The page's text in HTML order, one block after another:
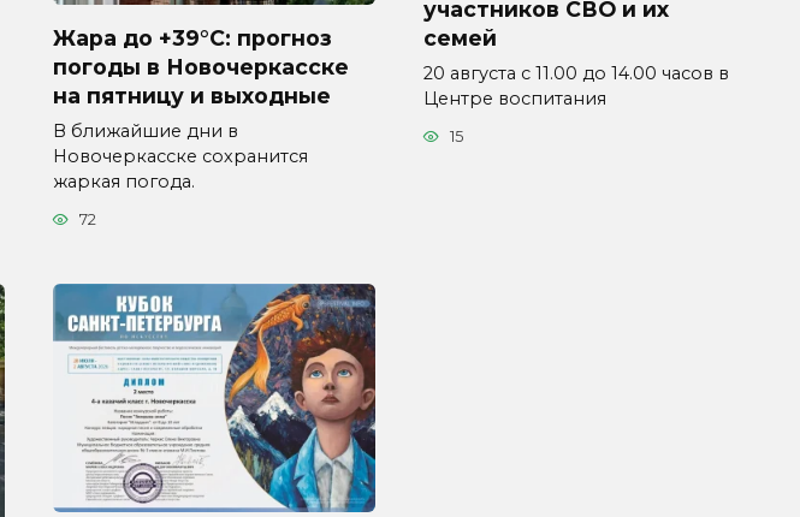
Жара до +39°C: прогноз
погоды в Новочеркасске
на пятницу и выходные
В ближайшие дни в
Новочеркасске сохранится
жаркая погода.
72
участников СВО и их
семей
20 августа с 11.00 до 14.00 часов в
Центре воспитания
15